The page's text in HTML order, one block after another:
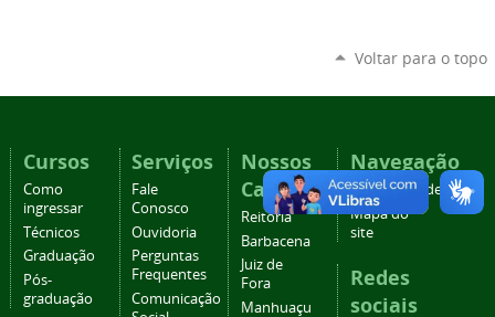
Voltar para o topo
Cursos
Como
ingressar
Técnicos
Graduação
Pós-
graduação
Serviços
Fale
Conosco
Ouvidoria
Perguntas
Frequentes
Comunicação
Nossos
Campi
Reitoria
Barbacena
Juiz de
Fora
Manhuaçu
Navegação
Acessibilidade
Mapa do
site
Redes
sociais